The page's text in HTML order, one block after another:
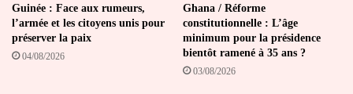
Guinée : Face aux rumeurs,
l’armée et les citoyens unis pour
préserver la paix
04/08/2026
Ghana / Réforme
constitutionnelle : L’âge
minimum pour la présidence
bientôt ramené à 35 ans ?
03/08/2026